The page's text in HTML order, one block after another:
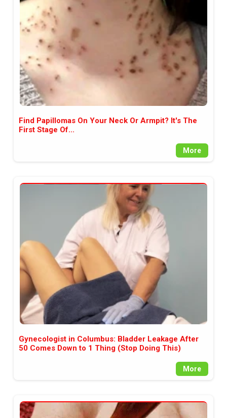
аудитория, затова държим на
прозрачност и коректност от
наша страна. Поднасяме ви
новините такива, каквито са. В
пълния си потенциал.
Find Papillomas On Your Neck Or Armpit? It's The
First Stage Of...
More
Gynecologist in Columbus: Bladder Leakage After
50 Comes Down to 1 Thing (Stop Doing This)
More